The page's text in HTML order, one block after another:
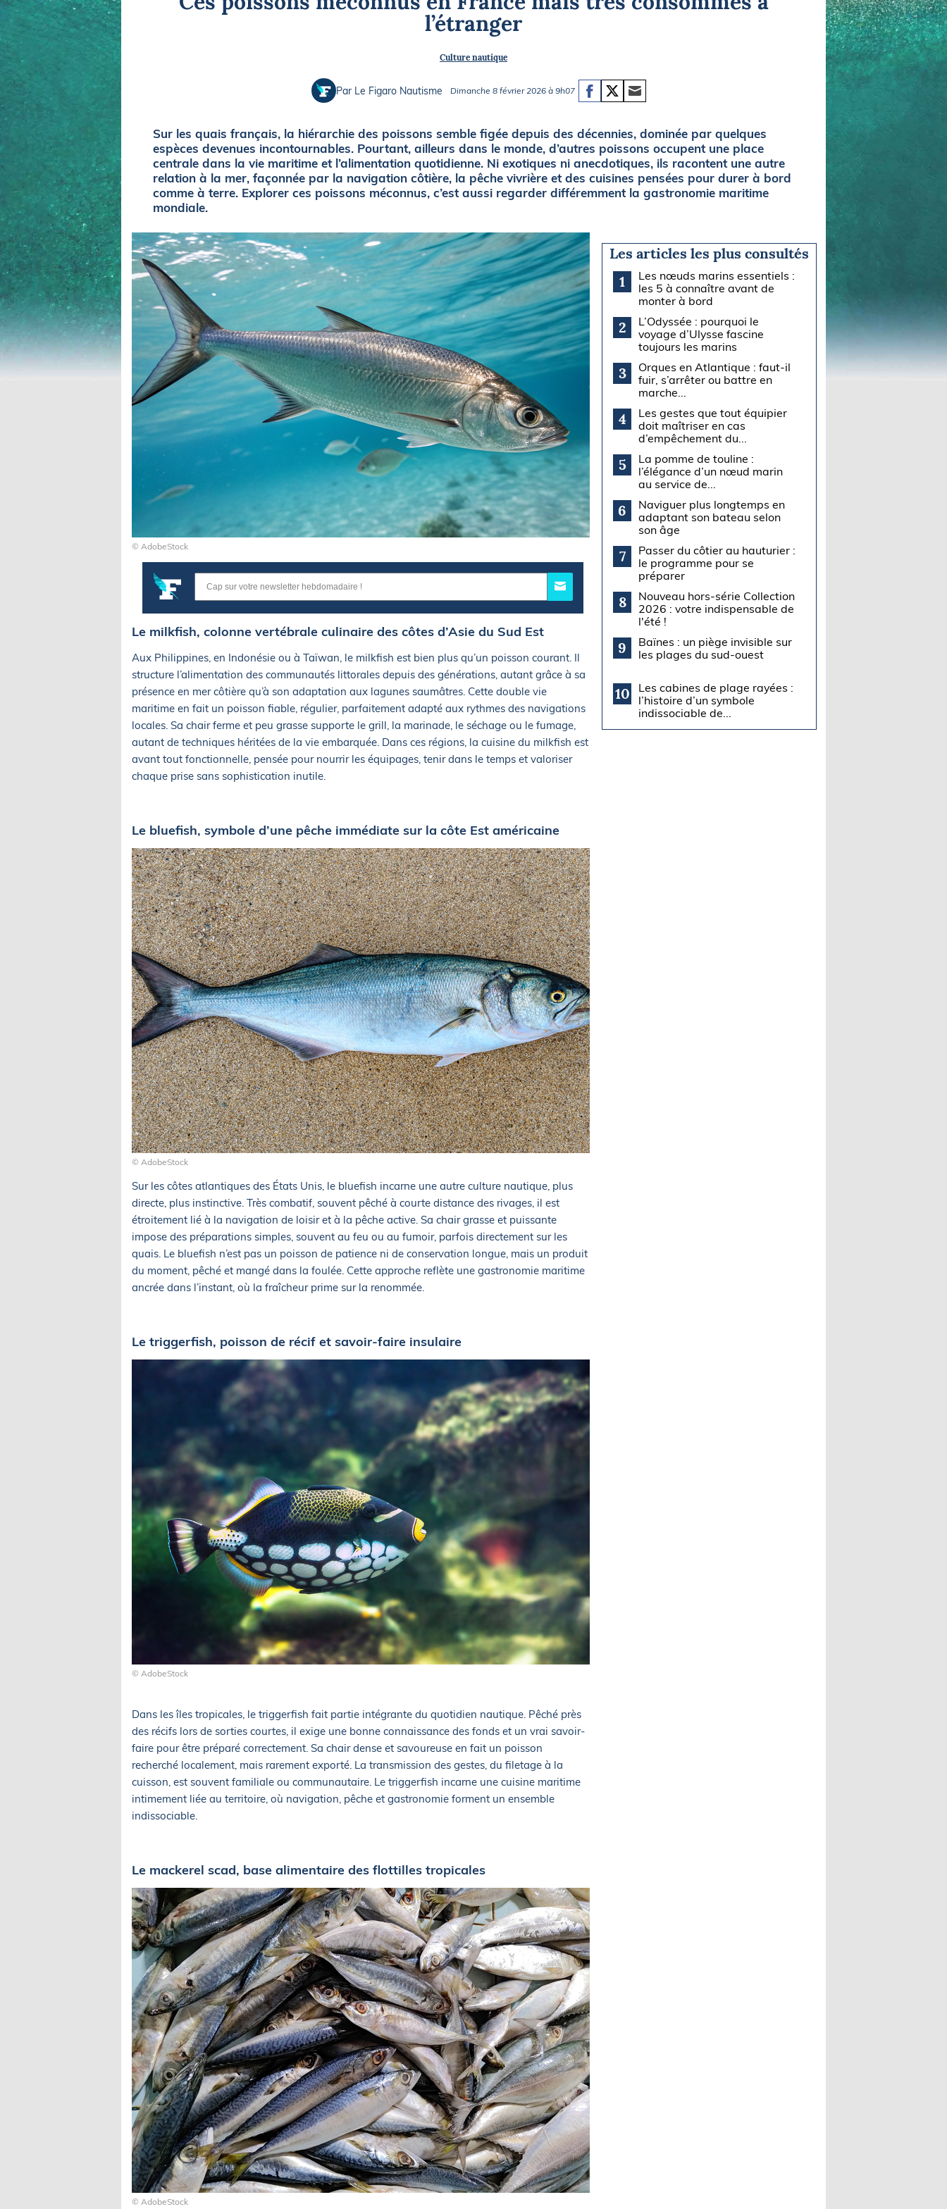
Equipements
Glisse
Briefings
l’étranger
Culture nautique
Par Le Figaro Nautisme Dimanche 8 février 2026 à 9h07
Sur les quais français, la hiérarchie des poissons semble figée depuis des décennies, dominée par quelques
espèces devenues incontournables. Pourtant, ailleurs dans le monde, d’autres poissons occupent une place
centrale dans la vie maritime et l’alimentation quotidienne. Ni exotiques ni anecdotiques, ils racontent une autre
relation à la mer, façonnée par la navigation côtière, la pêche vivrière et des cuisines pensées pour durer à bord
comme à terre. Explorer ces poissons méconnus, c’est aussi regarder différemment la gastronomie maritime
mondiale.
© AdobeStock
Le milkfish, colonne vertébrale culinaire des côtes d’Asie du Sud Est
Aux Philippines, en Indonésie ou à Taïwan, le milkfish est bien plus qu’un poisson courant. Il
structure l’alimentation des communautés littorales depuis des générations, autant grâce à sa
présence en mer côtière qu’à son adaptation aux lagunes saumâtres. Cette double vie
maritime en fait un poisson fiable, régulier, parfaitement adapté aux rythmes des navigations
locales. Sa chair ferme et peu grasse supporte le grill, la marinade, le séchage ou le fumage,
autant de techniques héritées de la vie embarquée. Dans ces régions, la cuisine du milkfish est
avant tout fonctionnelle, pensée pour nourrir les équipages, tenir dans le temps et valoriser
chaque prise sans sophistication inutile.
Le bluefish, symbole d’une pêche immédiate sur la côte Est américaine
© AdobeStock
Sur les côtes atlantiques des États Unis, le bluefish incarne une autre culture nautique, plus
directe, plus instinctive. Très combatif, souvent pêché à courte distance des rivages, il est
étroitement lié à la navigation de loisir et à la pêche active. Sa chair grasse et puissante
impose des préparations simples, souvent au feu ou au fumoir, parfois directement sur les
quais. Le bluefish n’est pas un poisson de patience ni de conservation longue, mais un produit
du moment, pêché et mangé dans la foulée. Cette approche reflète une gastronomie maritime
ancrée dans l’instant, où la fraîcheur prime sur la renommée.
Le triggerfish, poisson de récif et savoir-faire insulaire
© AdobeStock
Dans les îles tropicales, le triggerfish fait partie intégrante du quotidien nautique. Pêché près
des récifs lors de sorties courtes, il exige une bonne connaissance des fonds et un vrai savoir-
faire pour être préparé correctement. Sa chair dense et savoureuse en fait un poisson
recherché localement, mais rarement exporté. La transmission des gestes, du filetage à la
cuisson, est souvent familiale ou communautaire. Le triggerfish incarne une cuisine maritime
intimement liée au territoire, où navigation, pêche et gastronomie forment un ensemble
indissociable.
Le mackerel scad, base alimentaire des flottilles tropicales
© AdobeStock
Les articles les plus consultés
1
Les nœuds marins essentiels :
les 5 à connaître avant de
monter à bord
2
L’Odyssée : pourquoi le
voyage d’Ulysse fascine
toujours les marins
3
Orques en Atlantique : faut-il
fuir, s’arrêter ou battre en
marche...
4
Les gestes que tout équipier
doit maîtriser en cas
d’empêchement du...
5
La pomme de touline :
l’élégance d’un nœud marin
au service de...
6
Naviguer plus longtemps en
adaptant son bateau selon
son âge
7
Passer du côtier au hauturier :
le programme pour se
préparer
8
Nouveau hors-série Collection
2026 : votre indispensable de
l'été !
9
Baïnes : un piège invisible sur
les plages du sud-ouest
10
Les cabines de plage rayées :
l’histoire d’un symbole
indissociable de...